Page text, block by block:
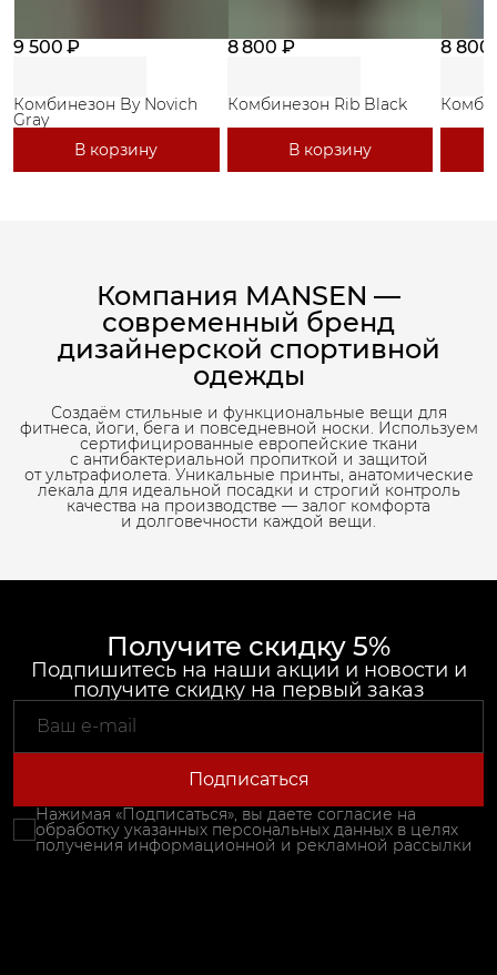
9 500 ₽
Комбинезон By Novich
Gray
В корзину
8 800 ₽
Комбинезон Rib Black
В корзину
8 800
Компания MANSEN —
современный бренд
дизайнерской спортивной
одежды
Создаём стильные и функциональные вещи для
фитнеса, йоги, бега и повседневной носки. Используем
сертифицированные европейские ткани
с антибактериальной пропиткой и защитой
от ультрафиолета. Уникальные принты, анатомические
лекала для идеальной посадки и строгий контроль
качества на производстве — залог комфорта
и долговечности каждой вещи.
Получите скидку 5%
Подпишитесь на наши акции и новости и
получите скидку на первый заказ
Подписаться
Нажимая «Подписаться», вы даете согласие на
обработку указанных персональных данных в целях
получения информационной и рекламной рассылки